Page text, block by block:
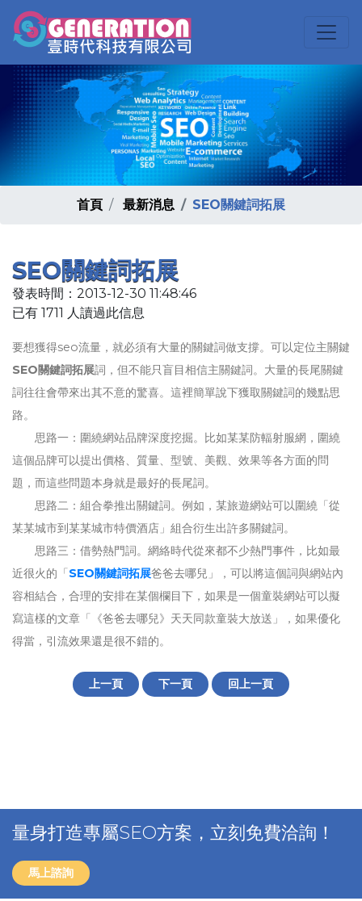
首頁 最新消息 SEO關鍵詞拓展
SEO關鍵詞拓展
發表時間：2013-12-30 11:48:46
已有 1711 人讀過此信息
要想獲得seo流量，就必須有大量的關鍵詞做支撐。可以定位主關鍵
SEO關鍵詞拓展詞，但不能只盲目相信主關鍵詞。大量的長尾關鍵
詞往往會帶來出其不意的驚喜。這裡簡單說下獲取關鍵詞的幾點思
路。
思路一：圍繞網站品牌深度挖掘。比如某某防輻射服網，圍繞
這個品牌可以提出價格、質量、型號、美觀、效果等各方面的問
題，而這些問題本身就是最好的長尾詞。
思路二：組合拳推出關鍵詞。例如，某旅遊網站可以圍繞「從
某某城市到某某城市特價酒店」組合衍生出許多關鍵詞。
思路三：借勢熱門詞。網絡時代從來都不少熱門事件，比如最
近很火的「SEO關鍵詞拓展爸爸去哪兒」，可以將這個詞與網站內
容相結合，合理的安排在某個欄目下，如果是一個童裝網站可以擬
寫這樣的文章「《爸爸去哪兒》天天同款童裝大放送」，如果優化
得當，引流效果還是很不錯的。
上一頁 下一頁 回上一頁
量身打造專屬SEO方案，立刻免費洽詢！
馬上諮詢